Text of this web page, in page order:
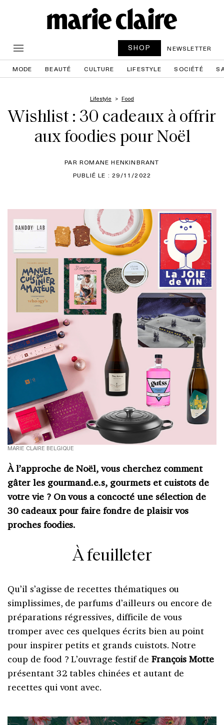
SHOP NEWSLETTER
MODE BEAUTÉ CULTURE LIFESTYLE SOCIÉTÉ
Lifestyle Food
Wishlist : 30 cadeaux à offrir
aux foodies pour Noël
PAR ROMANE HENKINBRANT
PUBLIÉ LE : 29/11/2022
MARIE CLAIRE BELGIQUE
À l’approche de Noël, vous cherchez comment
gâter les gourmand.e.s, gourmets et cuistots de
votre vie ? On vous a concocté une sélection de
30 cadeaux pour faire fondre de plaisir vos
proches foodies.
À feuilleter
Qu’il s’agisse de recettes thématiques ou
simplissimes, de parfums d’ailleurs ou encore de
préparations régressives, difficile de vous
tromper avec ces quelques écrits bien au point
pour inspirer petits et grands cuistots. Notre
coup de food ? L’ouvrage festif de François Motte
présentant 32 tables chinées et autant de
recettes qui vont avec.